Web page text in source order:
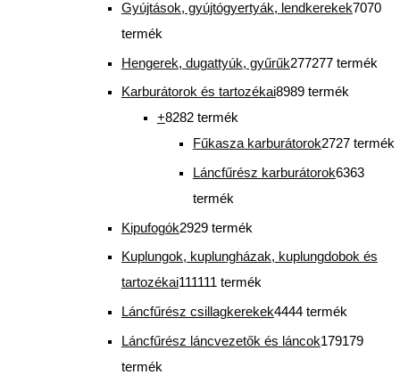
Gyújtások, gyújtógyertyák, lendkerekek7070
termék
Hengerek, dugattyúk, gyűrűk277277 termék
Karburátorok és tartozékai8989 termék
+8282 termék
Fűkasza karburátorok2727 termék
Láncfűrész karburátorok6363
termék
Kipufogók2929 termék
Kuplungok, kuplungházak, kuplungdobok és
tartozékai111111 termék
Láncfűrész csillagkerekek4444 termék
Láncfűrész láncvezetők és láncok179179
termék